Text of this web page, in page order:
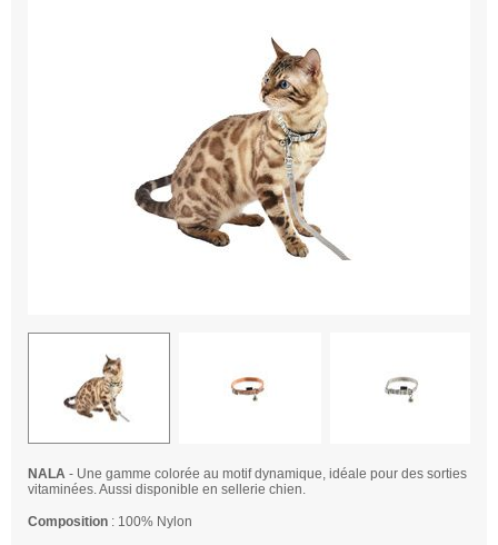
NALA - Une gamme colorée au motif dynamique, idéale pour des sorties
vitaminées. Aussi disponible en sellerie chien.
Composition : 100% Nylon